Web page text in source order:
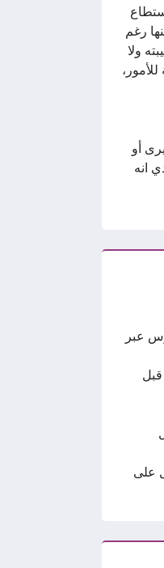
رغم
ولا
أو
انه
برقم الجلوس عبر
قبل
على